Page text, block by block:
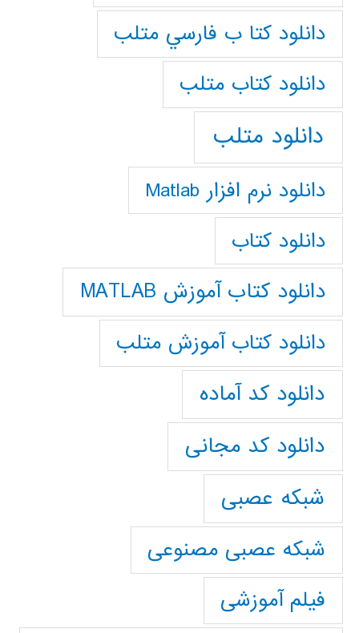
دانلود كتا ب فارسي متلب
دانلود كتاب متلب
دانلود متلب
دانلود نرم افزار Matlab
دانلود کتاب
دانلود کتاب آموزش MATLAB
دانلود کتاب آموزش متلب
دانلود کد آماده
دانلود کد مجانی
شبکه عصبی
شبکه عصبی مصنوعی
فیلم آموزشی